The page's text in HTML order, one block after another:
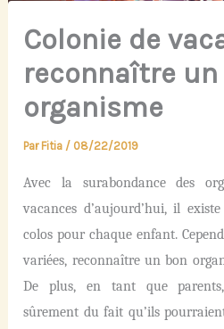
Colonie de
reconnaître un
organisme
Par Fitia / 08/22/2019
Avec la surabondance des
vacances d’aujourd’hui, il
colos pour chaque enfant.
variées, reconnaître un bon
De plus, en tant que
sûrement du fait qu’ils